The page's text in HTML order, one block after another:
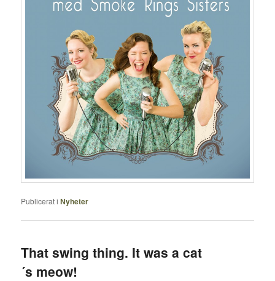
Publicerat i Nyheter
That swing thing. It was a cat
´s meow!